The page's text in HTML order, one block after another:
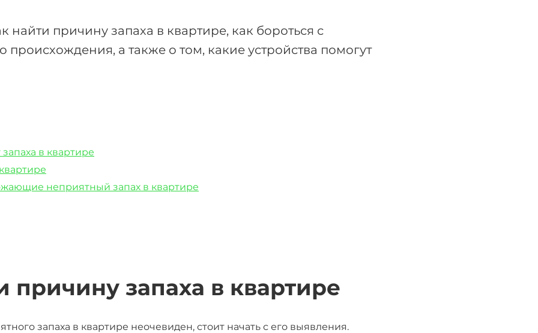
найти причину запаха в квартире, как бороться с
происхождения, а также о том, какие устройства помогут
в квартире
неприятный запах в квартире
причину запаха в квартире
запаха в квартире неочевиден, стоит начать с его выявления.